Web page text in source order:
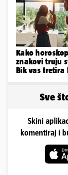
Kako
znakovi truju
Bik vas tretira
Sve
Skini
komentiraj i